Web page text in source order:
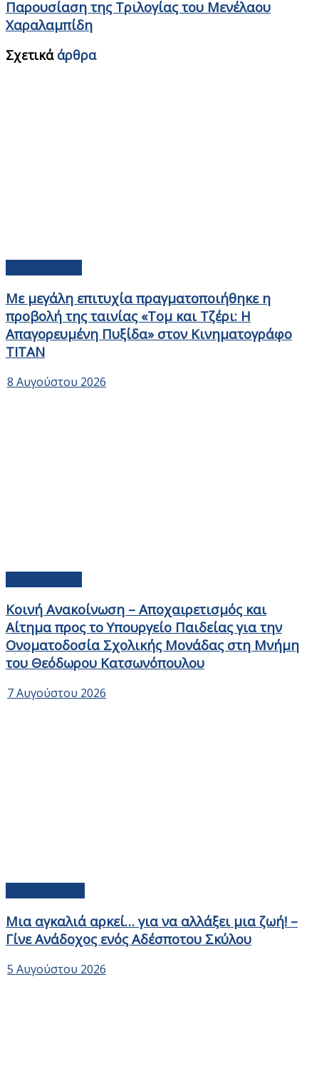
Παρουσίαση της Τριλογίας του Μενέλαου
Χαραλαμπίδη
Σχετικάάρθρα
Με μεγάλη επιτυχία πραγματοποιήθηκε η
προβολή της ταινίας «Τομ και Τζέρι: Η
Απαγορευμένη Πυξίδα» στον Κινηματογράφο
ΤΙΤΑΝ
8 Αυγούστου 2026
Κοινή Ανακοίνωση – Αποχαιρετισμός και
Αίτημα προς το Υπουργείο Παιδείας για την
Ονοματοδοσία Σχολικής Μονάδας στη Μνήμη
του Θεόδωρου Κατσωνόπουλου
7 Αυγούστου 2026
Μια αγκαλιά αρκεί… για να αλλάξει μια ζωή! –
Γίνε Ανάδοχος ενός Αδέσποτου Σκύλου
5 Αυγούστου 2026